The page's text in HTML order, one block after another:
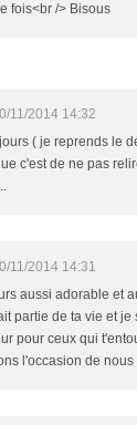
fois<br /> Bisous
11/2014 14:32
( je reprends le
c'est de ne pas
11/2014 14:31
aussi adorable et
partie de ta vie et je
pour ceux qui
l'occasion de